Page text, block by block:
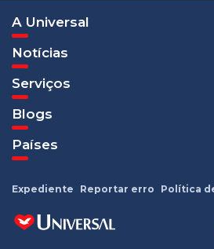
A Universal
Notícias
Serviços
Blogs
Países
Expediente Reportar erro Política